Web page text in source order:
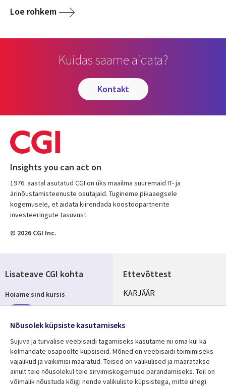
Loe rohkem
Kuidas saame aidata?
kontakt
Insights you can act on
1976. aastal asutatud CGI on üks maailma suuremaid IT- ja
ärinõustamisteenuste osutajaid. Tugineme pikaaegsele
kogemusele, et aidata kiirendada koostööpartnerite
investeeringute tasuvust.
© 2026 CGI Inc.
Ettevõttest
Useful
links
ESTONIA
KARJÄÄR
KONTORID
Lisateave CGI kohta
Hoiame sind kursis
Jälgi meid
Social
Nõusolek küpsiste kasutamiseks
Sujuva ja turvalise veebisaidi tagamiseks kasutame nii oma kui ka
kolmandate osapoolte küpsiseid. Mõned on veebisaidi toimimiseks
vajalikud ja vaikimisi määratud. Teised on valikulised ja määratakse
ainult teie nõusolekul teie sirvimiskogemuse parandamiseks. Teil on
võimalik nõustuda kõigi nende valikuliste küpsistega, mitte ühegi